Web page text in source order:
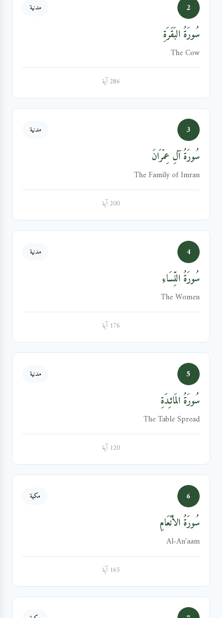
2 مدنية
سُورَةُ البَقَرَةِ
The Cow
286 آية
3 مدنية
سُورَةُ آلِ عِمۡرَانَ
The Family of Imran
200 آية
4 مدنية
سُورَةُ النِّسَاءِ
The Women
176 آية
5 مدنية
سُورَةُ المَائـِدَةِ
The Table Spread
120 آية
6 مكية
سُورَةُ الأَنۡعَامِ
Al-An'aam
165 آية